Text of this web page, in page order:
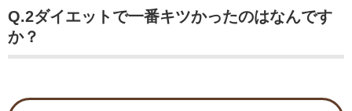
Q.2ダイエットで一番キツかったのはなんです
か？